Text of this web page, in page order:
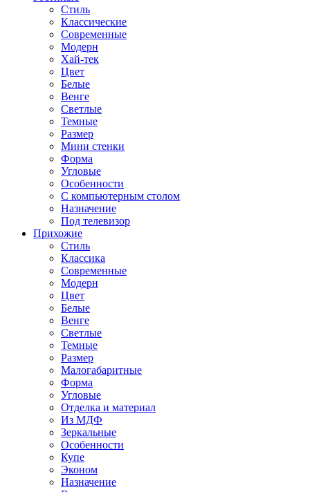
Стиль
Классические
Современные
Модерн
Хай-тек
Цвет
Белые
Венге
Светлые
Темные
Размер
Мини стенки
Форма
Угловые
Особенности
С компьютерным столом
Назначение
Под телевизор
Прихожие
Стиль
Классика
Современные
Модерн
Цвет
Белые
Венге
Светлые
Темные
Размер
Малогабаритные
Форма
Угловые
Отделка и материал
Из МДФ
Зеркальные
Особенности
Купе
Эконом
Назначение